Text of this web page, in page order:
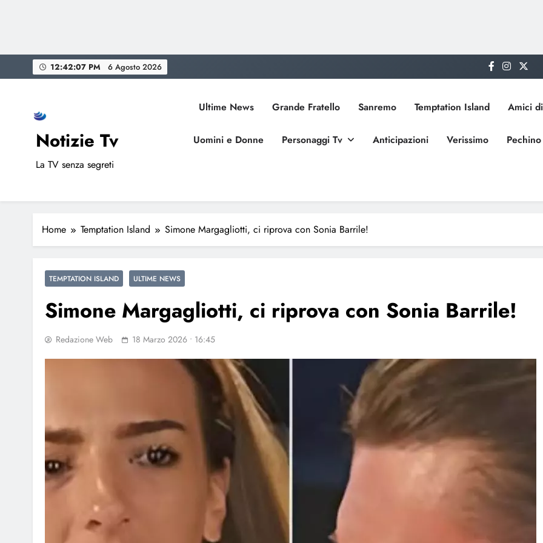
to
12:42:08 PM 6 Agosto 2026
Notizie Tv
La TV senza segreti
Ultime News Grande Fratello Sanremo Temptation Island Amici
Uomini e Donne Personaggi Tv Anticipazioni Verissimo
Home Temptation Island Simone Margagliotti, ci riprova con Sonia Barrile!
TEMPTATION ISLAND ULTIME NEWS
Simone Margagliotti, ci riprova con Sonia Barrile!
Redazione Web 18 Marzo 2026 • 16:45